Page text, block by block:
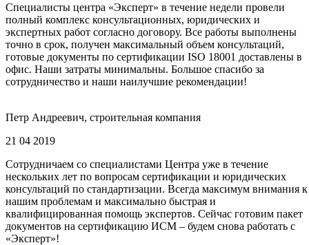
Специалисты центра «Эксперт» в течение недели провели
полный комплекс консультационных, юридических и
экспертных работ согласно договору. Все работы выполнены
точно в срок, получен максимальный объем консультаций,
готовые документы по сертификации ISO 18001 доставлены в
офис. Наши затраты минимальны. Большое спасибо за
сотрудничество и наши наилучшие рекомендации!
Петр Андреевич, строительная компания
21 04 2019
Сотрудничаем со специалистами Центра уже в течение
нескольких лет по вопросам сертификации и юридических
консультаций по стандартизации. Всегда максимум внимания к
нашим проблемам и максимально быстрая и
квалифицированная помощь экспертов. Сейчас готовим пакет
документов на сертификацию ИСМ – будем снова работать с
«Эксперт»!